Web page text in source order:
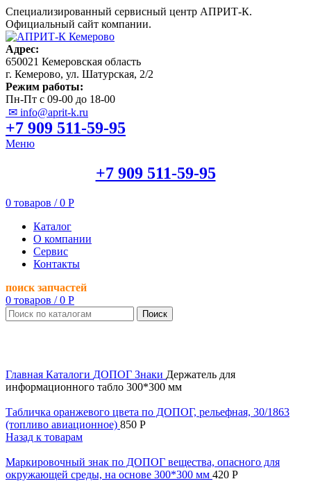
Специализированный сервисный центр АПРИТ-К.
Официальный сайт компании.
Адрес:
650021 Кемеровская область
г. Кемерово, ул. Шатурская, 2/2
Режим работы:
Пн-Пт с 09-00 до 18-00
✉ info@aprit-k.ru
+7 909 511-59-95
Меню
+7 909 511-59-95
0 товаров / 0 Р
Каталог
О компании
Сервис
Контакты
поиск запчастей
0 товаров / 0 Р
Поиск
Главная Каталоги ДОПОГ Знаки Держатель для
информационного табло 300*300 мм
Табличка оранжевого цвета по ДОПОГ, рельефная, 30/1863
(топливо авиационное) 850 Р
Назад к товарам
Маркировочный знак по ДОПОГ вещества, опасного для
окружающей среды, на основе 300*300 мм 420 Р